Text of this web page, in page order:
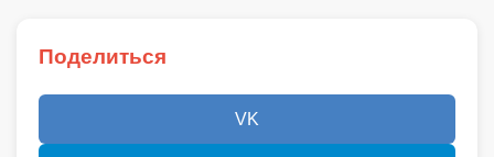
Поделиться
VK